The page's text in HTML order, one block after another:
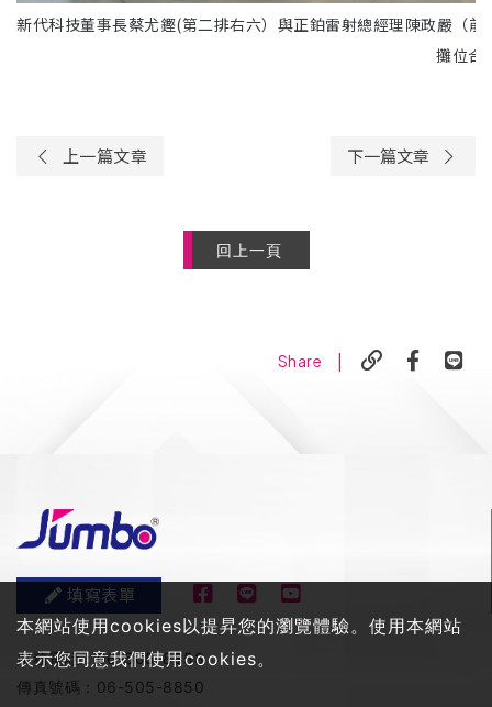
新代科技董事長蔡尤鏗(第二排右六）與正鉑雷射總經理陳政嚴（
攤位合
上一篇文章 下一篇文章
回上一頁
Share |
填寫表單
服務電話：06-505-8858
傳真號碼： 06-505-8850
本網站使用cookies以提昇您的瀏覽體驗。使用本網站
表示您同意我們使用cookies。